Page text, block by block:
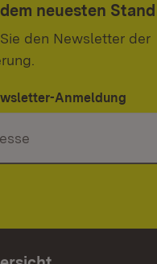
neuesten Stand
den Newsletter der
Anmeldung